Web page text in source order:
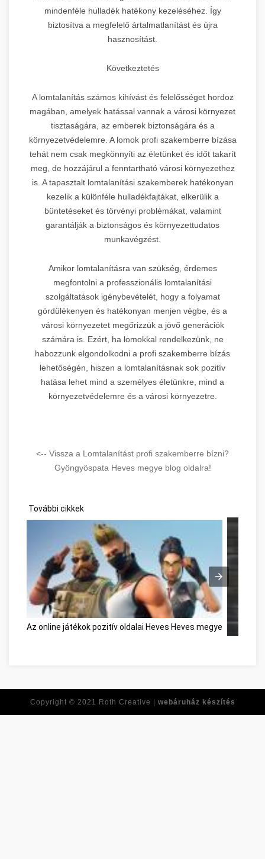
mindenféle hulladék hatékony kezeléséhez. Így
biztosítva a megfelelő ártalmatlanítást és újra
hasznosítást.
Következtetés
A lomtalanítás számos kihívást és felelősséget hordoz
magában, amelyek hatással vannak a városi környezet
tisztaságára, az emberek biztonságára és a
környezetvédelemre. A lomok profi szakemberre bízása
tehát nem csak megkönnyíti az életünket és időt takarít
meg, de hozzájárul a fenntartható városi környezethez
is. A tapasztalt lomtalanítási szakemberek hatékonyan
kezelik a különféle hulladékfajtákat, elkerülik a
büntetéseket és törvényi problémákat, valamint
garantálják a biztonságos és környezettudatos
munkavégzést.
Amikor lomtalanításra van szükség, érdemes
megfontolni a professzionális lomtalanítási
szolgáltatások igénybevételét, hogy a folyamat
gördülékenyen és hatékonyan menjen végbe, és a
városi környezetet megőrizzük a jövő generációk
számára is. Ezért, ha lomokkal rendelkezünk, ne
habozzunk elgondolkodni a profi szakemberre bízás
lehetőségén, hiszen a lomtalanításnak sok pozitív
hatása lehet mind a személyes életünkre, mind a
környezetvédelemre és a városi környezetre.
<-- Vissza a Lomtalanítást profi szakemberre bízni?
Gyöngyöspata Heves megye blog oldalra!
További cikkek
Az online játékok pozitív oldalai Heves Heves megye
Copyright © 2021 Roth Creative | webáruház készítés